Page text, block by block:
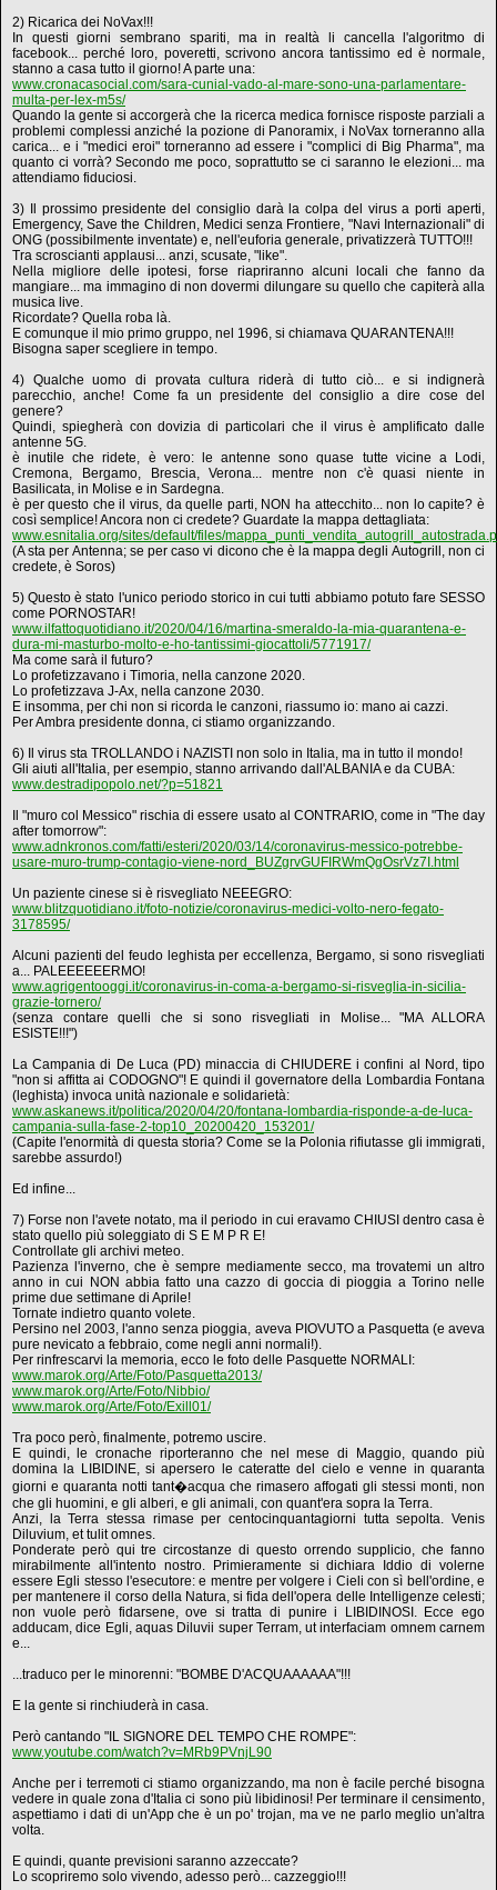
2) Ricarica dei NoVax!!!
In questi giorni sembrano spariti, ma in realtà li cancella l'algoritmo di
facebook... perché loro, poveretti, scrivono ancora tantissimo ed è normale,
stanno a casa tutto il giorno! A parte una:
www.cronacasocial.com/sara-cunial-vado-al-mare-sono-una-parlamentare-
multa-per-lex-m5s/
Quando la gente si accorgerà che la ricerca medica fornisce risposte parziali a
problemi complessi anziché la pozione di Panoramix, i NoVax torneranno alla
carica... e i "medici eroi" torneranno ad essere i "complici di Big Pharma", ma
quanto ci vorrà? Secondo me poco, soprattutto se ci saranno le elezioni... ma
attendiamo fiduciosi.
3) Il prossimo presidente del consiglio darà la colpa del virus a porti aperti,
Emergency, Save the Children, Medici senza Frontiere, "Navi Internazionali" di
ONG (possibilmente inventate) e, nell'euforia generale, privatizzerà TUTTO!!!
Tra scroscianti applausi... anzi, scusate, "like".
Nella migliore delle ipotesi, forse riapriranno alcuni locali che fanno da
mangiare... ma immagino di non dovermi dilungare su quello che capiterà alla
musica live.
Ricordate? Quella roba là.
E comunque il mio primo gruppo, nel 1996, si chiamava QUARANTENA!!!
Bisogna saper scegliere in tempo.
4) Qualche uomo di provata cultura riderà di tutto ciò... e si indignerà
parecchio, anche! Come fa un presidente del consiglio a dire cose del
genere?
Quindi, spiegherà con dovizia di particolari che il virus è amplificato dalle
antenne 5G.
è inutile che ridete, è vero: le antenne sono quase tutte vicine a Lodi,
Cremona, Bergamo, Brescia, Verona... mentre non c'è quasi niente in
Basilicata, in Molise e in Sardegna.
è per questo che il virus, da quelle parti, NON ha attecchito... non lo capite? è
così semplice! Ancora non ci credete? Guardate la mappa dettagliata:
www.esnitalia.org/sites/default/files/
(A sta per Antenna; se per caso vi dicono che è la mappa degli Autogrill, non ci
credete, è Soros)
5) Questo è stato l'unico periodo storico in cui tutti abbiamo potuto fare SESSO
come PORNOSTAR!
www.ilfattoquotidiano.it/2020/04/16/martina-smeraldo-la-mia-quarantena-e-
dura-mi-masturbo-molto-e-ho-tantissimi-giocattoli/5771917/
Ma come sarà il futuro?
Lo profetizzavano i Timoria, nella canzone 2020.
Lo profetizzava J-Ax, nella canzone 2030.
E insomma, per chi non si ricorda le canzoni, riassumo io: mano ai cazzi.
Per Ambra presidente donna, ci stiamo organizzando.
6) Il virus sta TROLLANDO i NAZISTI non solo in Italia, ma in tutto il mondo!
Gli aiuti all'Italia, per esempio, stanno arrivando dall'ALBANIA e da CUBA:
www.destradipopolo.net/?p=51821
Il "muro col Messico" rischia di essere usato al CONTRARIO, come in "The day
after tomorrow":
www.adnkronos.com/fatti/esteri/2020/03/14/coronavirus-messico-potrebbe-
usare-muro-trump-contagio-viene-nord_BUZgrvGUFIRWmQgOsrVz7I.html
Un paziente cinese si è risvegliato NEEEGRO:
www.blitzquotidiano.it/foto-notizie/coronavirus-medici-volto-nero-fegato-
3178595/
Alcuni pazienti del feudo leghista per eccellenza, Bergamo, si sono risvegliati
a... PALEEEEEERMO!
www.agrigentooggi.it/coronavirus-in-coma-a-bergamo-si-risveglia-in-sicilia-
grazie-tornero/
(senza contare quelli che si sono risvegliati in Molise... "MA ALLORA
ESISTE!!!")
La Campania di De Luca (PD) minaccia di CHIUDERE i confini al Nord, tipo
"non si affitta ai CODOGNO"! E quindi il governatore della Lombardia Fontana
(leghista) invoca unità nazionale e solidarietà:
www.askanews.it/politica/2020/04/20/fontana-lombardia-risponde-a-de-luca-
campania-sulla-fase-2-top10_20200420_153201/
(Capite l'enormità di questa storia? Come se la Polonia rifiutasse gli immigrati,
sarebbe assurdo!)
Ed infine...
7) Forse non l'avete notato, ma il periodo in cui eravamo CHIUSI dentro casa è
stato quello più soleggiato di S E M P R E!
Controllate gli archivi meteo.
Pazienza l'inverno, che è sempre mediamente secco, ma trovatemi un altro
anno in cui NON abbia fatto una cazzo di goccia di pioggia a Torino nelle
prime due settimane di Aprile!
Tornate indietro quanto volete.
Persino nel 2003, l'anno senza pioggia, aveva PIOVUTO a Pasquetta (e aveva
pure nevicato a febbraio, come negli anni normali!).
Per rinfrescarvi la memoria, ecco le foto delle Pasquette NORMALI:
www.marok.org/Arte/Foto/Pasquetta2013/
www.marok.org/Arte/Foto/Nibbio/
www.marok.org/Arte/Foto/Exill01/
Tra poco però, finalmente, potremo uscire.
E quindi, le cronache riporteranno che nel mese di Maggio, quando più
domina la LIBIDINE, si apersero le cateratte del cielo e venne in quaranta
giorni e quaranta notti tant�acqua che rimasero affogati gli stessi monti, non
che gli huomini, e gli alberi, e gli animali, con quant'era sopra la Terra.
Anzi, la Terra stessa rimase per centocinquantagiorni tutta sepolta. Venis
Diluvium, et tulit omnes.
Ponderate però qui tre circostanze di questo orrendo supplicio, che fanno
mirabilmente all'intento nostro. Primieramente si dichiara Iddio di volerne
essere Egli stesso l'esecutore: e mentre per volgere i Cieli con sì bell'ordine, e
per mantenere il corso della Natura, si fida dell'opera delle Intelligenze celesti;
non vuole però fidarsene, ove si tratta di punire i LIBIDINOSI. Ecce ego
adducam, dice Egli, aquas Diluvii super Terram, ut interfaciam omnem carnem
e...
...traduco per le minorenni: "BOMBE D'ACQUAAAAAA"!!!
E la gente si rinchiuderà in casa.
Però cantando "IL SIGNORE DEL TEMPO CHE ROMPE":
www.youtube.com/watch?v=MRb9PVnjL90
Anche per i terremoti ci stiamo organizzando, ma non è facile perché bisogna
vedere in quale zona d'Italia ci sono più libidinosi! Per terminare il censimento,
aspettiamo i dati di un'App che è un po' trojan, ma ve ne parlo meglio un'altra
volta.
E quindi, quante previsioni saranno azzeccate?
Lo scopriremo solo vivendo, adesso però... cazzeggio!!!